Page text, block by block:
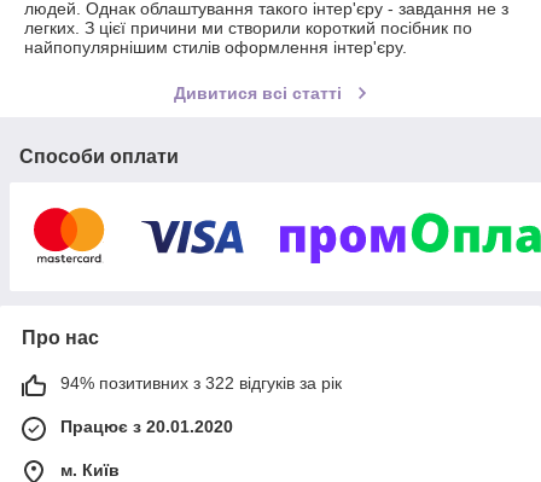
людей. Однак облаштування такого інтер'єру - завдання не з
легких. З цієї причини ми створили короткий посібник по
найпопулярнішим стилів оформлення інтер'єру.
Дивитися всі статті
Способи оплати
Про нас
94% позитивних з 322 відгуків за рік
Працює з 20.01.2020
м. Київ